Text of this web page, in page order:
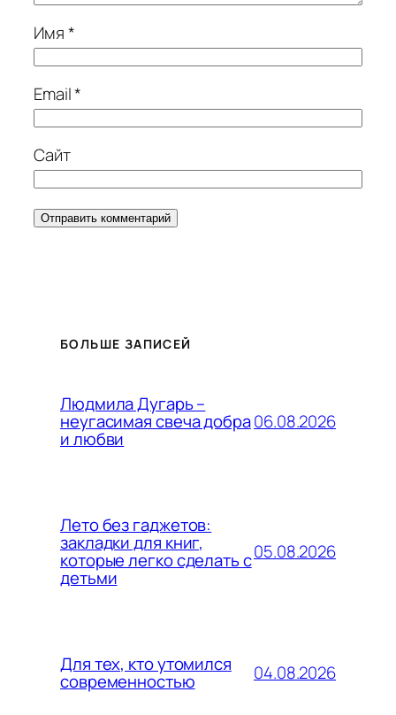
Имя*
Email*
Сайт
БОЛЬШЕ ЗАПИСЕЙ
Людмила Дугарь –
неугасимая свеча добра
и любви
06.08.2026
Лето без гаджетов:
закладки для книг,
которые легко сделать с
детьми
05.08.2026
Для тех, кто утомился
современностью 04.08.2026